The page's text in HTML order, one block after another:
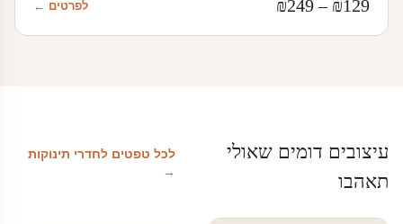
₪129
–
₪249
מחירים:
לפרטים ←
עיצובים דומים שאולי
תאהבו
לכל טפטים לחדרי תינוקות
→